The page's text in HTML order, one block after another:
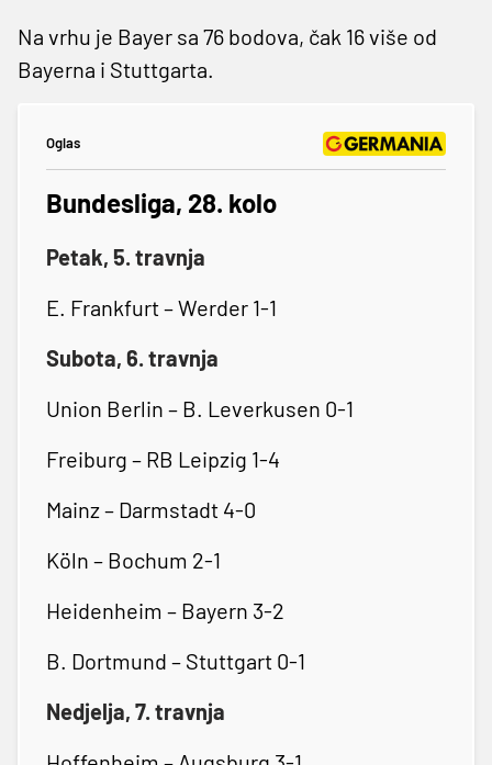
Na vrhu je Bayer sa 76 bodova, čak 16 više od
Bayerna i Stuttgarta.
Oglas
Bundesliga, 28. kolo
Petak, 5. travnja
E. Frankfurt – Werder 1-1
Subota, 6. travnja
Union Berlin – B. Leverkusen 0-1
Freiburg – RB Leipzig 1-4
Mainz – Darmstadt 4-0
Köln – Bochum 2-1
Heidenheim – Bayern 3-2
B. Dortmund – Stuttgart 0-1
Nedjelja, 7. travnja